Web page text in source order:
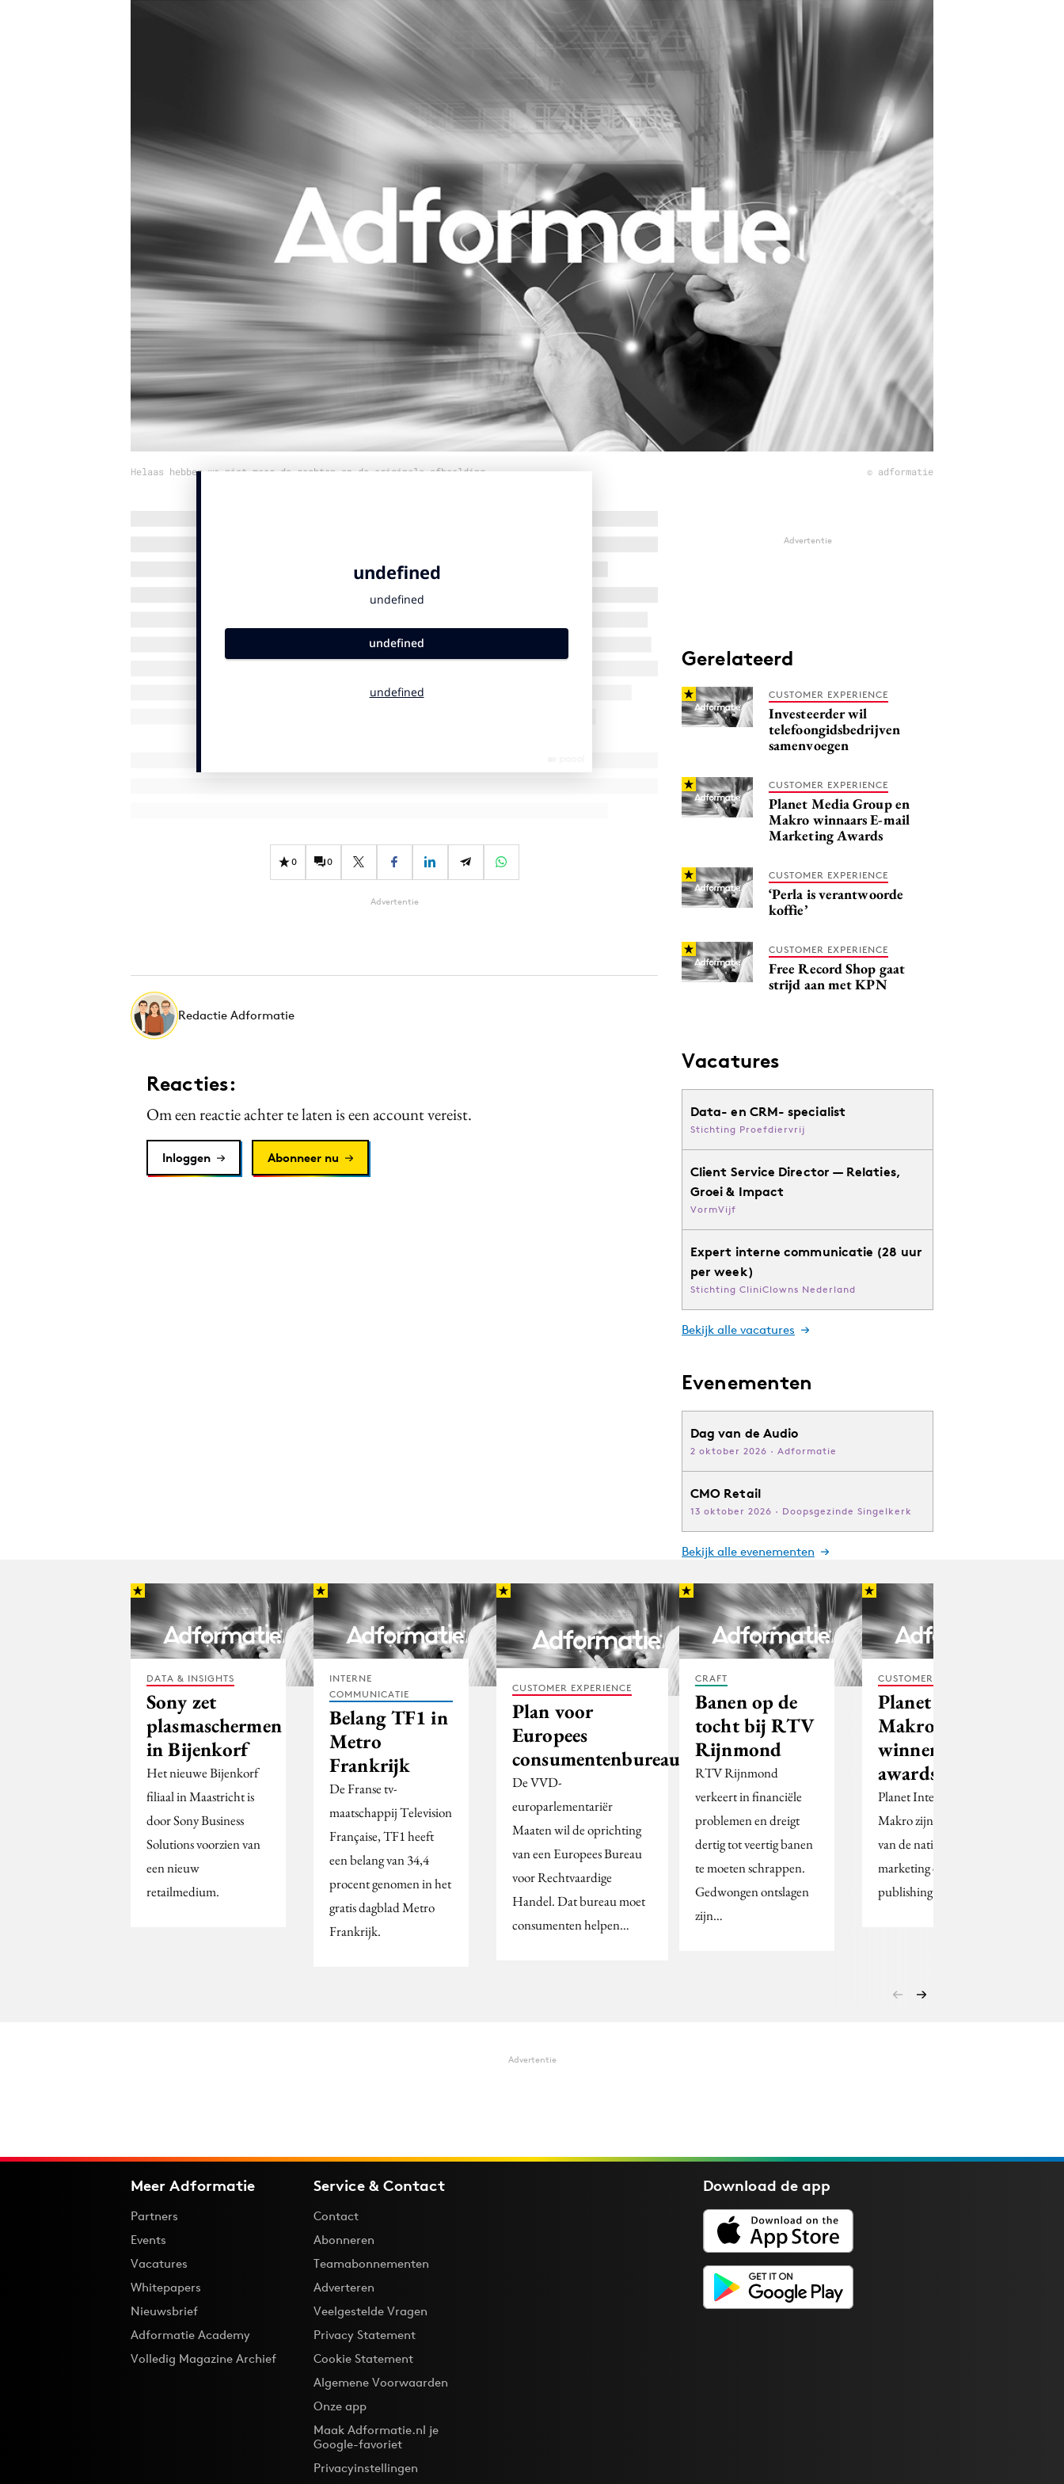
Influencer marketing
Interne communicatie
Purpose Marketing
Reputatie & crisis
Helaas hebben we niet meer de rechten op de originele afbeelding © adformatie
0 0
Advertentie
Redactie Adformatie
Reacties:
Om een reactie achter te laten is een account vereist.
Inloggen Abonneer nu
Advertentie
Gerelateerd
CUSTOMER EXPERIENCE
Investeerder wil
telefoongidsbedrijven
samenvoegen
CUSTOMER EXPERIENCE
Planet Media Group en
Makro winnaars E-mail
Marketing Awards
CUSTOMER EXPERIENCE
‘Perla is verantwoorde
koffie’
CUSTOMER EXPERIENCE
Free Record Shop gaat
strijd aan met KPN
Vacatures
Data- en CRM- specialist
Stichting Proefdiervrij
Client Service Director — Relaties,
Groei & Impact
VormVijf
Expert interne communicatie (28 uur
per week)
Stichting CliniClowns Nederland
Bekijk alle vacatures
Evenementen
Dag van de Audio
2 oktober 2026 · Adformatie
CMO Retail
13 oktober 2026 · Doopsgezinde Singelkerk
Bekijk alle evenementen
DATA & INSIGHTS
Sony zet
plasmaschermen
in Bijenkorf
Het nieuwe Bijenkorf
filiaal in Maastricht is
door Sony Business
Solutions voorzien van
een nieuw
retailmedium.
INTERNE
COMMUNICATIE
Belang TF1 in
Metro
Frankrijk
De Franse tv-
maatschappij Television
Française, TF1 heeft
een belang van 34,4
procent genomen in het
gratis dagblad Metro
Frankrijk.
CUSTOMER EXPERIENCE
Plan voor
Europees
consumentenbureau
De VVD-
europarlementariër
Maaten wil de oprichting
van een Europees Bureau
voor Rechtvaardige
Handel. Dat bureau moet
consumenten helpen…
CRAFT
Banen op de
tocht bij RTV
Rijnmond
RTV Rijnmond
verkeert in financiële
problemen en dreigt
dertig tot veertig banen
te moeten schrappen.
Gedwongen ontslagen
zijn…
CUSTOMER EXPERIENCE
Planet en
Makro
winnen e-mail
awards
Planet Internet en
Makro zijn de winnaars
van de nationale e-mail
marketing en e-mail
publishing awards.
Advertentie
Meer Adformatie
Partners
Events
Vacatures
Whitepapers
Nieuwsbrief
Adformatie Academy
Volledig Magazine Archief
Service & Contact
Contact
Abonneren
Teamabonnementen
Adverteren
Veelgestelde Vragen
Privacy Statement
Cookie Statement
Algemene Voorwaarden
Onze app
Maak Adformatie.nl je
Google-favoriet
Privacyinstellingen
Download deapp